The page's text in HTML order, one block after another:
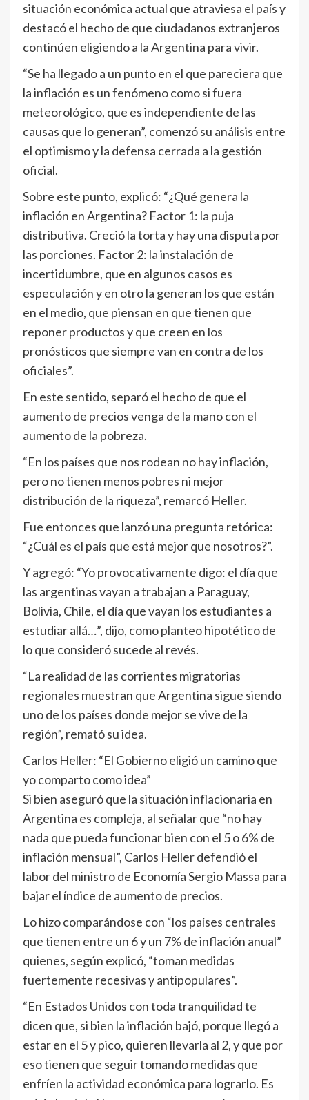
situación económica actual que atraviesa el país y
destacó el hecho de que ciudadanos extranjeros
continúen eligiendo a la Argentina para vivir.
“Se ha llegado a un punto en el que pareciera que
la inflación es un fenómeno como si fuera
meteorológico, que es independiente de las
causas que lo generan”, comenzó su análisis entre
el optimismo y la defensa cerrada a la gestión
oficial.
Sobre este punto, explicó: “¿Qué genera la
inflación en Argentina? Factor 1: la puja
distributiva. Creció la torta y hay una disputa por
las porciones. Factor 2: la instalación de
incertidumbre, que en algunos casos es
especulación y en otro la generan los que están
en el medio, que piensan en que tienen que
reponer productos y que creen en los
pronósticos que siempre van en contra de los
oficiales”.
En este sentido, separó el hecho de que el
aumento de precios venga de la mano con el
aumento de la pobreza.
“En los países que nos rodean no hay inflación,
pero no tienen menos pobres ni mejor
distribución de la riqueza”, remarcó Heller.
Fue entonces que lanzó una pregunta retórica:
“¿Cuál es el país que está mejor que nosotros?”.
Y agregó: “Yo provocativamente digo: el día que
las argentinas vayan a trabajan a Paraguay,
Bolivia, Chile, el día que vayan los estudiantes a
estudiar allá…”, dijo, como planteo hipotético de
lo que consideró sucede al revés.
“La realidad de las corrientes migratorias
regionales muestran que Argentina sigue siendo
uno de los países donde mejor se vive de la
región”, remató su idea.
Carlos Heller: “El Gobierno eligió un camino que
yo comparto como idea”
Si bien aseguró que la situación inflacionaria en
Argentina es compleja, al señalar que “no hay
nada que pueda funcionar bien con el 5 o 6% de
inflación mensual”, Carlos Heller defendió el
labor del ministro de Economía Sergio Massa para
bajar el índice de aumento de precios.
Lo hizo comparándose con “los países centrales
que tienen entre un 6 y un 7% de inflación anual”
quienes, según explicó, “toman medidas
fuertemente recesivas y antipopulares”.
“En Estados Unidos con toda tranquilidad te
dicen que, si bien la inflación bajó, porque llegó a
estar en el 5 y pico, quieren llevarla al 2, y que por
eso tienen que seguir tomando medidas que
enfríen la actividad económica para lograrlo. Es